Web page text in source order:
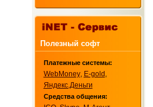
Полезный софт
Платежные системы:
WebMoney, E-gold
Яндекс.Деньги
Средства общения: